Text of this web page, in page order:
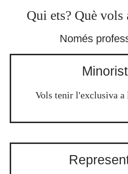
Qui ets? Què vols
Només
Vols tenir l'exclusiva a